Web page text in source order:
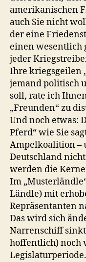
amerikanischen
auch Sie nicht
der eine
einen wesentlich
jeder
Ihre kriegsgeilen
jemand politisch
soll, rate ich
„Freunden“ zu
Und noch etwas:
Pferd“ wie Sie
Ampelkoalition –
Deutschland
werden die
Im
Ländle) mit
Repräsentanten
Das wird sich
Narrenschiff
hoffentlich) noch
Legislaturperiode.